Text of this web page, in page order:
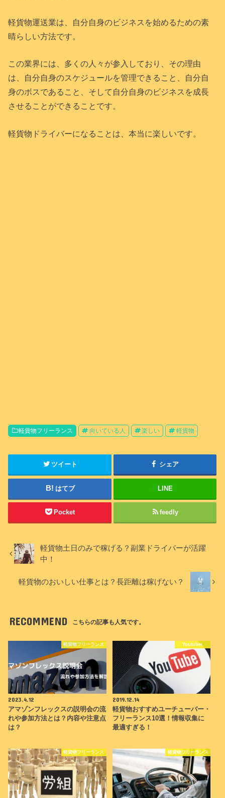
軽貨物運送業は、自分自身のビジネスを始めるための素
晴らしい方法です。
この業界には、多くの人々が参入しており、その理由
は、自分自身のスケジュールを管理できること、自分自
身のボスであること、そして自分自身のビジネスを成長
させることができることです。
軽貨物ドライバーになることは、本当に楽しいです。
軽貨物フリーランス 向いている人 楽しい 軽貨物
ツイート シェア
はてブ LINE
Pocket feedly
軽貨物土日のみで稼げる？副業ドライバーが活躍
中！
軽貨物のおいしい仕事とは？長距離は稼げない？
RECOMMEND こちらの記事も人気です。
軽貨物フリーランス
2023.4.12
アマゾンフレックスの説明会の流
れや参加方法とは？内容や注意点
は？
Youtuber
2019.12.14
軽貨物おすすめユーチューバー・
フリーランス10選！情報収集に
最適すぎる！
軽貨物フリーランス 軽貨物フリーランス